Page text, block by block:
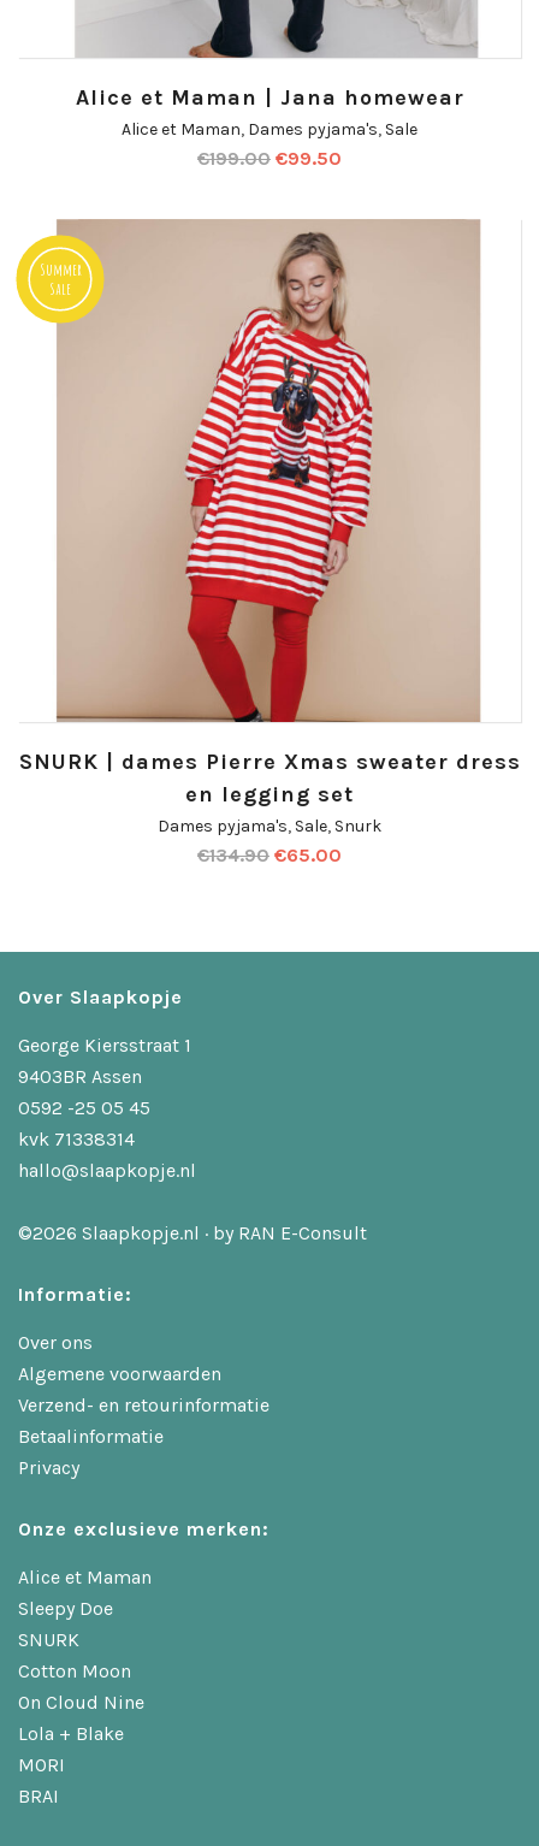
Alice et Maman | Jana homewear
Alice et Maman, Dames pyjama's, Sale
€199.00 €99.50
Summer
Sale
SNURK | dames Pierre Xmas sweater dress
en legging set
Dames pyjama's, Sale, Snurk
€134.90 €65.00
Over Slaapkopje
George Kiersstraat 1
9403BR Assen
0592 -25 05 45
kvk 71338314
hallo@slaapkopje.nl
©2026 Slaapkopje.nl · by RAN E-Consult
Informatie:
Over ons
Algemene voorwaarden
Verzend- en retourinformatie
Betaalinformatie
Privacy
Onze exclusieve merken:
Alice et Maman
Sleepy Doe
SNURK
Cotton Moon
On Cloud Nine
Lola + Blake
MORI
BRAI